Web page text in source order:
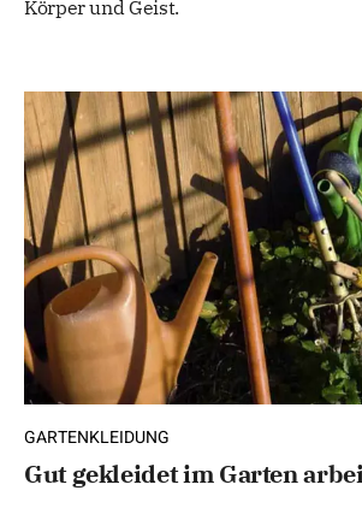
Körper und Geist.
GARTENKLEIDUNG
Gut gekleidet im Garten